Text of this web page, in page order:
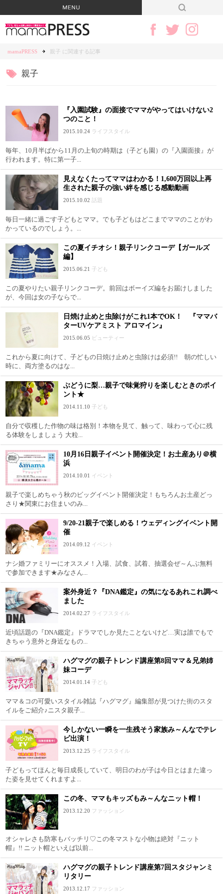
mamaPRESS 親子 に関連する記事
親子
『入園試験』の面接でママがやってはいけない2
つのこと！
2015.10.24 ライフスタイル
毎年、10月半ばから11月の上旬の時期は（子ども園）の『入園面接』が
行われます。特に第一子...
見えなくたってママはわかる！1,600万回以上再
生された親子の強い絆を感じる感動動画
2015.10.02 話題
毎日一緒に過ごす子どもとママ。でも子どもはどこまでママのことがわ
かっているのでしょう。...
この夏イチオシ！親子リンクコーデ【ガールズ
編】
2015.06.21 子ども
この夏やりたい親子リンクコーデ。前回はボーイズ編をお届けしました
が、今回は女の子ならで...
日焼け止めと虫除けがこれ1本でOK！ 『ママバ
ターUVケアミスト アロマイン』
2015.06.05 ビューティー
これから夏に向けて、子どもの日焼け止めと虫除けは必須!! 朝の忙しい
時に、両方塗るのはな...
ぶどうに梨…親子で味覚狩りを楽しむときのポイ
ント★
2014.11.10 子ども
自分で収穫した作物の味は格別！本物を見て、触って、味わって心に残
る体験をしましょう 大粒...
10月16日親子イベント開催決定！お土産あり＠横
浜
2014.10.01 イベント
親子で楽しめちゃう秋のビッグイベント開催決定！もちろんお土産どっ
さり★関東にお住まいのみ...
9/20-21親子で楽しめる！ウェディングイベント開
催
2014.09.12 イベント
ナシ婚ファミリーにオススメ！入場、試食、試着、抽選会ぜ～んぶ無料
で参加できます★みなさん...
案外身近？『DNA鑑定』の気になるあれこれ調べ
ました
2014.02.27 ライフスタイル
近頃話題の『DNA鑑定』ドラマでしか見たことないけど…実は誰でもで
きちゃう意外と身近なもの...
ハグマグの親子トレンド講座第8回ママ＆兄弟姉
妹コーデ
2014.01.14 子ども
ママ＆コの可愛いスタイル雑誌『ハグマグ』編集部が見つけた街のスタ
イルをご紹介♪ニスタ親子...
今しかない一瞬を一生残そう家族み～んなでテレ
ビ出演！
2013.12.25 ライフスタイル
子どもってほんと毎日成長していて、明日のわが子は今日とはまた違っ
た姿を見せてくれますよ...
この冬、ママもキッズもみ～んなニット帽！
2013.12.20 ファッション
オシャレさも防寒もバッチリ♡この冬マストな小物は絶対『ニット
帽』!! ニット帽といえば以前...
ハグマグの親子トレンド講座第7回スタジャンミ
リタリー
2013.12.17 ファッション